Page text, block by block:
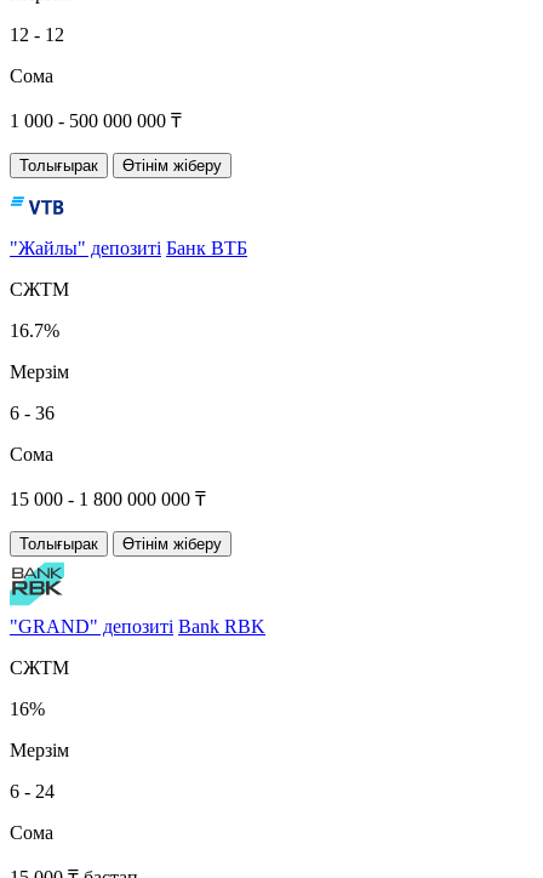
12 - 12
Сома
1 000 - 500 000 000 ₸
Толығырак Өтінім жіберу
"Жайлы" депозиті Банк ВТБ
СЖТМ
16.7%
Мерзім
6 - 36
Сома
15 000 - 1 800 000 000 ₸
Толығырак Өтінім жіберу
"GRAND" депозиті Bank RBK
СЖТМ
16%
Мерзім
6 - 24
Сома